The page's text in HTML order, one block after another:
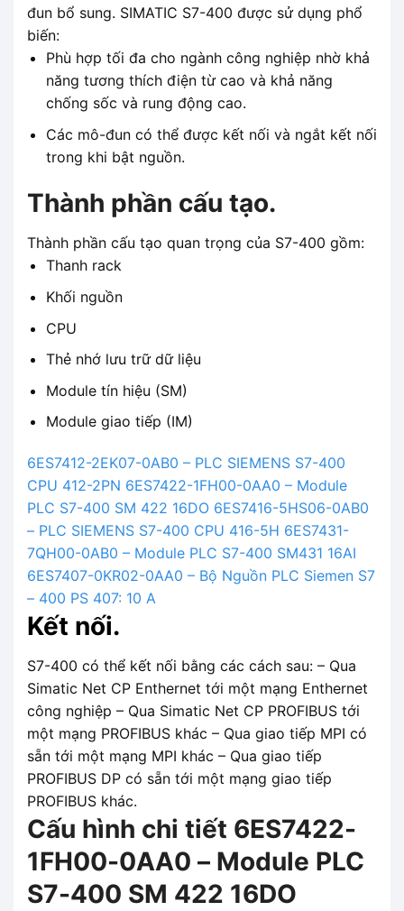
đun bổ sung. SIMATIC S7-400 được sử dụng phổ
biến:
Phù hợp tối đa cho ngành công nghiệp nhờ khả
năng tương thích điện từ cao và khả năng
chống sốc và rung động cao.
Các mô-đun có thể được kết nối và ngắt kết nối
trong khi bật nguồn.
Thành phần cấu tạo.
Thành phần cấu tạo quan trọng của S7-400 gồm:
Thanh rack
Khối nguồn
CPU
Thẻ nhớ lưu trữ dữ liệu
Module tín hiệu (SM)
Module giao tiếp (IM)
6ES7412-2EK07-0AB0 – PLC SIEMENS S7-400
CPU 412-2PN 6ES7422-1FH00-0AA0 – Module
PLC S7-400 SM 422 16DO 6ES7416-5HS06-0AB0
– PLC SIEMENS S7-400 CPU 416-5H 6ES7431-
7QH00-0AB0 – Module PLC S7-400 SM431 16AI
6ES7407-0KR02-0AA0 – Bộ Nguồn PLC Siemen S7
– 400 PS 407: 10 A
Kết nối.
S7-400 có thể kết nối bằng các cách sau: – Qua
Simatic Net CP Enthernet tới một mạng Enthernet
công nghiệp – Qua Simatic Net CP PROFIBUS tới
một mạng PROFIBUS khác – Qua giao tiếp MPI có
sẵn tới một mạng MPI khác – Qua giao tiếp
PROFIBUS DP có sẵn tới một mạng giao tiếp
PROFIBUS khác.
Cấu hình chi tiết 6ES7422-
1FH00-0AA0 – Module PLC
S7-400 SM 422 16DO